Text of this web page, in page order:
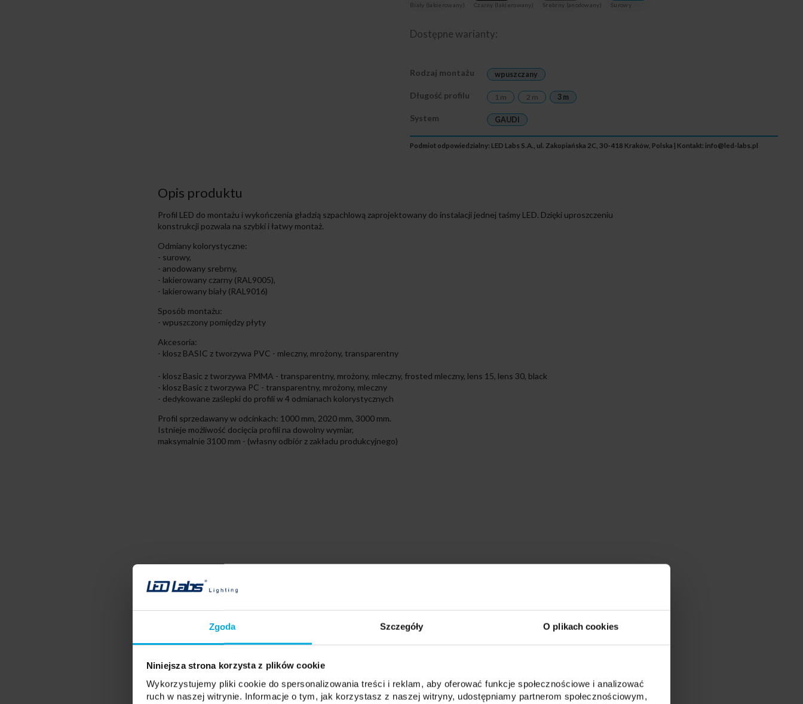
Zgoda Szczegóły O plikach cookies
Niniejsza strona korzysta z plików cookie
Wykorzystujemy pliki cookie do spersonalizowania treści i reklam, aby oferować funkcje społecznościowe i analizować
ruch w naszej witrynie. Informacje o tym, jak korzystasz z naszej witryny, udostępniamy partnerom społecznościowym,
Biały (lakierowany) Czarny (lakierowany) Srebrny (anodowany) Surowy
Dostępne warianty:
Rodzaj montażu wpuszczany
Długość profilu 1 m 2 m 3 m
System GAUDI
Podmiot odpowiedzialny: LED Labs S.A., ul. Zakopiańska 2C, 30-418 Kraków, Polska | Kontakt: info@led-labs.pl
Opis produktu
Profil LED do montażu i wykończenia gładzią szpachlową zaprojektowany do instalacji jednej taśmy LED. Dzięki uproszczeniu
konstrukcji pozwala na szybki i łatwy montaż.
Odmiany kolorystyczne:
- surowy,
- anodowany srebrny,
- lakierowany czarny (RAL9005),
- lakierowany biały (RAL9016)
Sposób montażu:
- wpuszczony pomiędzy płyty
Akcesoria:
- klosz BASIC z tworzywa PVC - mleczny, mrożony, transparentny
- klosz Basic z tworzywa PMMA - transparentny, mrożony, mleczny, frosted mleczny, lens 15, lens 30, black
- klosz Basic z tworzywa PC - transparentny, mrożony, mleczny
- dedykowane zaślepki do profili w 4 odmianach kolorystycznych
Profil sprzedawany w odcinkach: 1000 mm, 2020 mm, 3000 mm.
Istnieje możliwość docięcia profili na dowolny wymiar,
maksymalnie 3100 mm - (własny odbiór z zakładu produkcyjnego)